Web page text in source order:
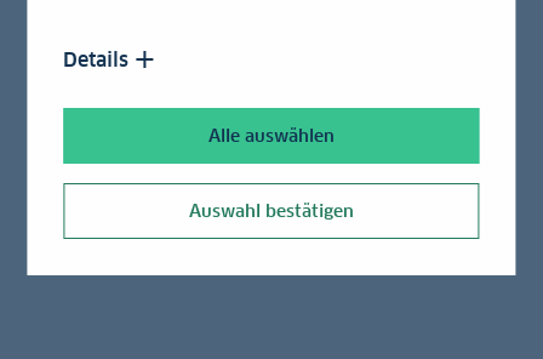
Wärme.
Absatz von Heizungswärmepumpen
in Deutschland
Details
Alle auswählen
Auswahl bestätigen